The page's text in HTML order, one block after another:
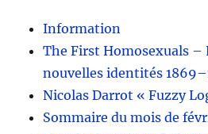
Information
The First Homosexuals –
nouvelles identités
Nicolas Darrot « Fuzzy
Sommaire du mois de